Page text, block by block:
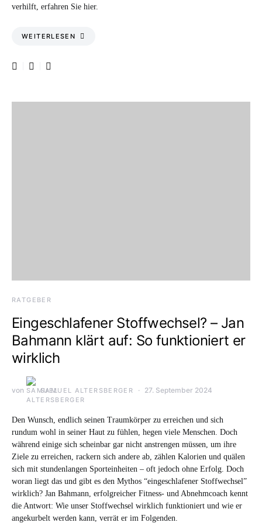
verhilft, erfahren Sie hier.
WEITERLESEN
RATGEBER
Eingeschlafener Stoffwechsel? – Jan
Bahmann klärt auf: So funktioniert er
wirklich
von SAMUEL ALTERSBERGER 27. September 2024
Den Wunsch, endlich seinen Traumkörper zu erreichen und sich
rundum wohl in seiner Haut zu fühlen, hegen viele Menschen. Doch
während einige sich scheinbar gar nicht anstrengen müssen, um ihre
Ziele zu erreichen, rackern sich andere ab, zählen Kalorien und quälen
sich mit stundenlangen Sporteinheiten – oft jedoch ohne Erfolg. Doch
woran liegt das und gibt es den Mythos “eingeschlafener Stoffwechsel”
wirklich? Jan Bahmann, erfolgreicher Fitness- und Abnehmcoach kennt
die Antwort: Wie unser Stoffwechsel wirklich funktioniert und wie er
angekurbelt werden kann, verrät er im Folgenden.